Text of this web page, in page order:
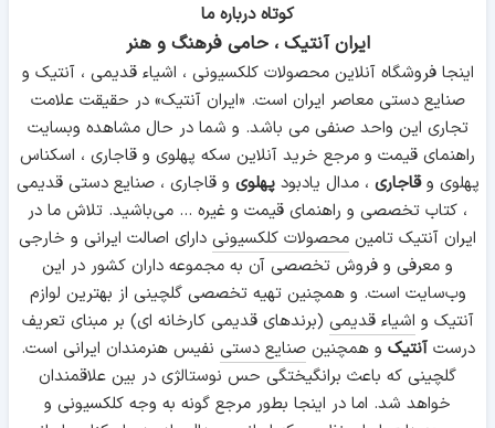
کوتاه درباره ما
ایران آنتیک ، حامی فرهنگ و هنر
اینجا فروشگاه آنلاین محصولات کلکسیونی ، اشیاء قدیمی ، آنتیک و
صنایع دستی معاصر ایران است. «ایران آنتیک» در حقیقت علامت
تجاری این واحد صنفی می باشد. و شما در حال مشاهده وبسایت
راهنمای قیمت و مرجع خرید آنلاین سکه پهلوی و قاجاری ، اسکناس
پهلوی وقاجاری ، مدال یادبودپهلوی و قاجاری ، صنایع دستی قدیمی
، کتاب تخصصی و راهنمای قیمت و غیره ... می‌باشید. تلاش ما در
ایران آنتیک تامین محصولات کلکسیونی دارای اصالت ایرانی و خارجی
و معرفی و فروش تخصصی آن به مجموعه داران کشور در این
وب‌سایت است. و همچنین تهیه تخصصی گلچینی از بهترین لوازم
آنتیک و اشیاء قدیمی (برندهای قدیمی کارخانه ای) بر مبنای تعریف
درستآنتیک و همچنینصنایع دستی نفیس هنرمندان ایرانی است.
گلچینی که باعث برانگیختگی حس نوستالژی در بین علاقمندان
خواهد شد. اما در اینجا بطور مرجع گونه به وجه کلکسیونی و